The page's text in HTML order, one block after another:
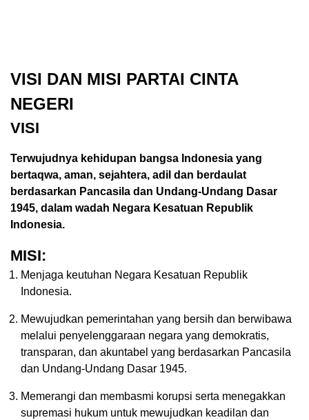
VISI DAN MISI PARTAI CINTA
NEGERI
VISI
Terwujudnya kehidupan bangsa Indonesia yang
bertaqwa, aman, sejahtera, adil dan berdaulat
berdasarkan Pancasila dan Undang-Undang Dasar
1945, dalam wadah Negara Kesatuan Republik
Indonesia.
MISI:
Menjaga keutuhan Negara Kesatuan Republik
Indonesia.
Mewujudkan pemerintahan yang bersih dan berwibawa
melalui penyelenggaraan negara yang demokratis,
transparan, dan akuntabel yang berdasarkan Pancasila
dan Undang-Undang Dasar 1945.
Memerangi dan membasmi korupsi serta menegakkan
supremasi hukum untuk mewujudkan keadilan dan